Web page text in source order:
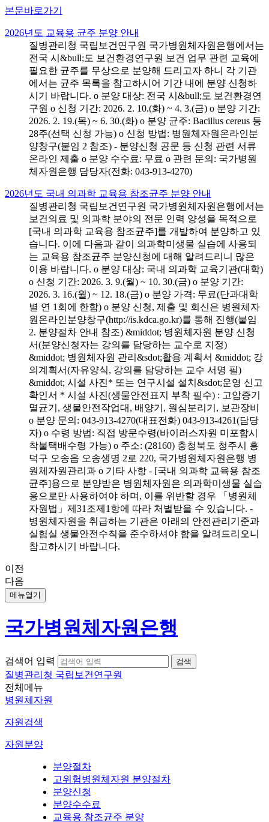
본문바로가기
2026년도 교육용 균주 분양 안내
질병관리청 국립보건연구원 국가병원체자원은행에서는
전국 시&bull;도 보건환경연구원 보건 업무 관련 교육에
필요한 균주를 무상으로 분양해 드리고자 하니 각 기관
에서는 균주 목록을 참고하시어 기간 내에 분양 신청하
시기 바랍니다. o 분양 대상: 전국 시&bull;도 보건환경연
구원 o 신청 기간: 2026. 2. 10.(화) ~ 4. 3.(금) o 분양 기간:
2026. 2. 19.(목) ~ 6. 30.(화) o 분양 균주: Bacillus cereus 등
28주(선택 신청 가능) o 신청 방법: 병원체자원온라인분
양창구(붙임 2 참조) - 분양신청 공문 등 신청 관련 서류
온라인 제출 o 분양 수수료: 무료 o 관련 문의: 국가병원
체자원은행 담당자(전화: 043-913-4270)
2026년도 국내 의과학 교육용 참조균주 분양 안내
질병관리청 국립보건연구원 국가병원체자원은행에서는
보건의료 및 의과학 분야의 전문 인력 양성을 목적으로
[국내 의과학 교육용 참조균주]를 개발하여 분양하고 있
습니다. 이에 다음과 같이 의과학미생물 실습에 사용되
는 교육용 참조균주 분양신청에 대해 알려드리니 많은
이용 바랍니다. o 분양 대상: 국내 의과학 교육기관(대학)
o 신청 기간: 2026. 3. 9.(월) ~ 10. 30.(금) o 분양 기간:
2026. 3. 16.(월) ~ 12. 18.(금) o 분양 가격: 무료(단과대학
별 연 1회에 한함) o 분양 신청, 제출 및 회신은 병원체자
원온라인분양창구(http://is.kdca.go.kr)를 통해 진행(붙임
2. 분양절차 안내 참조) &middot; 병원체자원 분양 신청
서(분양신청자는 강의를 담당하는 교수로 지정)
&middot; 병원체자원 관리&sdot;활용 계획서 &middot; 강
의계획서(자유양식, 강의를 담당하는 교수 서명 필)
&middot; 시설 사진* 또는 연구시설 설치&sdot;운영 신고
확인서 * 시설 사진(생물안전표지 부착 필수) : 고압증기
멸균기, 생물안전작업대, 배양기, 원심분리기, 보관장비
o 분양 문의: 043-913-4270(대표전화) 043-913-4261(담당
자) o 수령 방법: 직접 방문수령(바이러스자원 미포함시
착불택배수령 가능) o 주소: (28160) 충청북도 청주시 흥
덕구 오송읍 오송생명 2로 220, 국가병원체자원은행 병
원체자원관리과 o 기타 사항 - [국내 의과학 교육용 참조
균주]용으로 분양받은 병원체자원은 의과학미생물 실습
용으로만 사용하여야 하며, 이를 위반할 경우 「병원체
자원법」제31조제1항에 따라 처벌받을 수 있습니다. -
병원체자원을 취급하는 기관은 아래의 안전관리기준과
실험실 생물안전수칙을 준수하셔야 함을 알려드리오니
참고하시기 바랍니다.
이전
다음
메뉴열기
국가병원체자원은행
검색어 입력
질병관리청 국립보건연구원
전체메뉴
병원체자원
자원검색
자원분양
분양절차
고위험병원체자원 분양절차
분양신청
분양수수료
교육용 참조균주 분양